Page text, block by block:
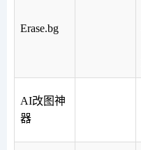
Erase.bg
AI改图神
器